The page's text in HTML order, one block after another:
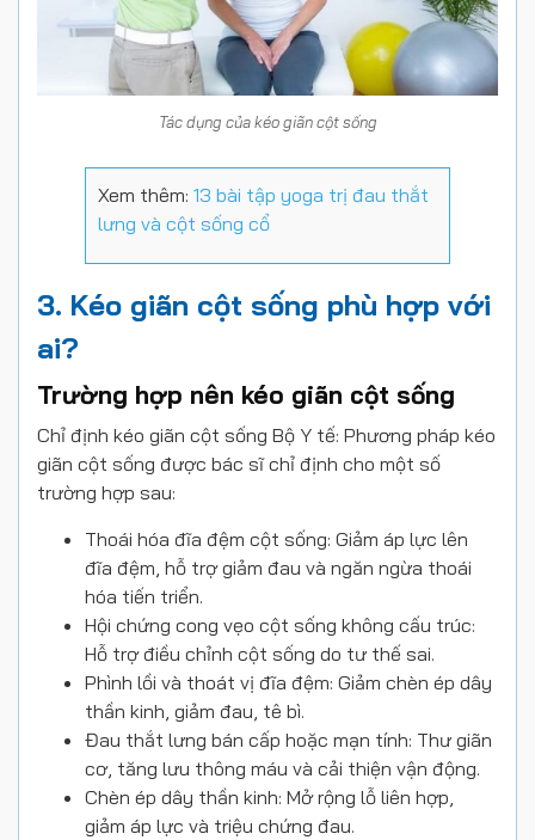
Tác dụng của kéo giãn cột sống
Xem thêm: 13 bài tập yoga trị đau thắt
lưng và cột sống cổ
3. Kéo giãn cột sống phù hợp với
ai?
Trường hợp nên kéo giãn cột sống
Chỉ định kéo giãn cột sống Bộ Y tế: Phương pháp kéo
giãn cột sống được bác sĩ chỉ định cho một số
trường hợp sau:
Thoái hóa đĩa đệm cột sống: Giảm áp lực lên
đĩa đệm, hỗ trợ giảm đau và ngăn ngừa thoái
hóa tiến triển.
Hội chứng cong vẹo cột sống không cấu trúc:
Hỗ trợ điều chỉnh cột sống do tư thế sai.
Phình lồi và thoát vị đĩa đệm: Giảm chèn ép dây
thần kinh, giảm đau, tê bì.
Đau thắt lưng bán cấp hoặc mạn tính: Thư giãn
cơ, tăng lưu thông máu và cải thiện vận động.
Chèn ép dây thần kinh: Mở rộng lỗ liên hợp,
giảm áp lực và triệu chứng đau.